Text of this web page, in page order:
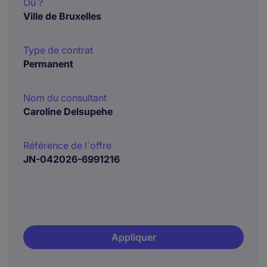
Où ?
Ville de Bruxelles
Type de contrat
Permanent
Nom du consultant
Caroline Delsupehe
Référence de l´offre
JN-042026-6991216
Appliquer